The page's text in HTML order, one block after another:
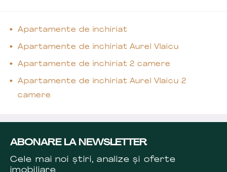
Apartamente de închiriat
Apartamente de închiriat Aurel Vlaicu
Apartamente de închiriat 2 camere
Apartamente de închiriat Aurel Vlaicu 2
camere
ABONARE LA NEWSLETTER
Cele mai noi știri, analize și oferte